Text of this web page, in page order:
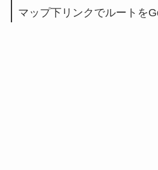
マップ下リンクでルートを